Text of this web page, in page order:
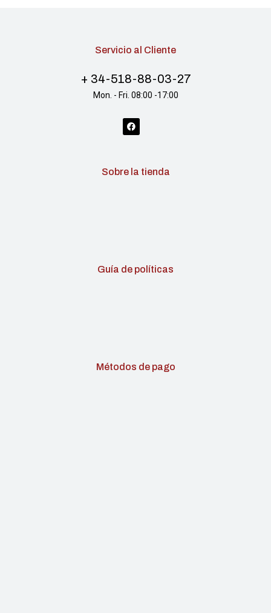
Servicio al Cliente
+ 34-518-88-03-27
Mon. - Fri. 08:00 -17:00
Sobre la tienda
Guía de políticas
Métodos de pago